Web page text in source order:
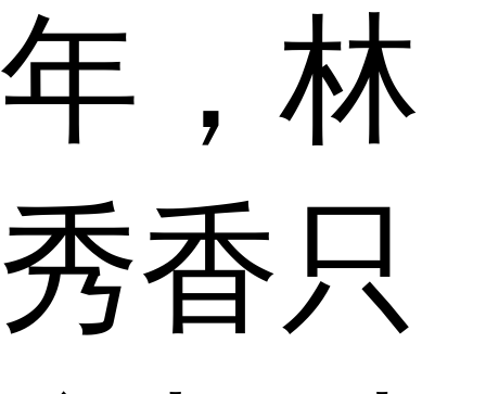
年，林
秀香只